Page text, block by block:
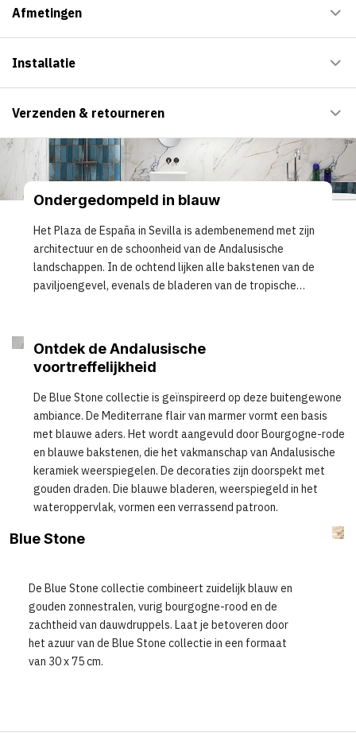
Afmetingen
Installatie
Verzenden & retourneren
Ondergedompeld in blauw
Het Plaza de España in Sevilla is adembenemend met zijn
architectuur en de schoonheid van de Andalusische
landschappen. In de ochtend lijken alle bakstenen van de
paviljoengevel, evenals de bladeren van de tropische
Ontdek de Andalusische
voortreffelijkheid
De Blue Stone collectie is geïnspireerd op deze buitengewone
ambiance. De Mediterrane flair van marmer vormt een basis
met blauwe aders. Het wordt aangevuld door Bourgogne-rode
en blauwe bakstenen, die het vakmanschap van Andalusische
keramiek weerspiegelen. De decoraties zijn doorspekt met
gouden draden. Die blauwe bladeren, weerspiegeld in het
wateroppervlak, vormen een verrassend patroon.
Blue Stone
De Blue Stone collectie combineert zuidelijk blauw en
gouden zonnestralen, vurig bourgogne-rood en de
zachtheid van dauwdruppels. Laat je betoveren door
het azuur van de Blue Stone collectie in een formaat
van 30 x 75 cm.